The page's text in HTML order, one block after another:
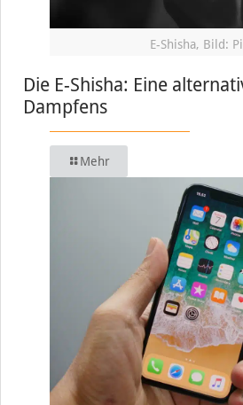
E-Shisha, Bild:
Die E-Shisha: Eine
Dampfens
Mehr